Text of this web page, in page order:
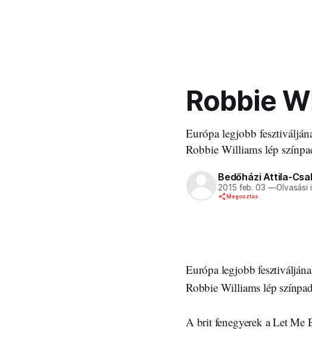
Robbie
Európa legjobb
Robbie Williams lép
Bedőházi Attila-
2015 feb. 03 —Olvasási
Megosztás
Európa legjobb
Robbie Williams lép
A brit fenegyerek a Let Me